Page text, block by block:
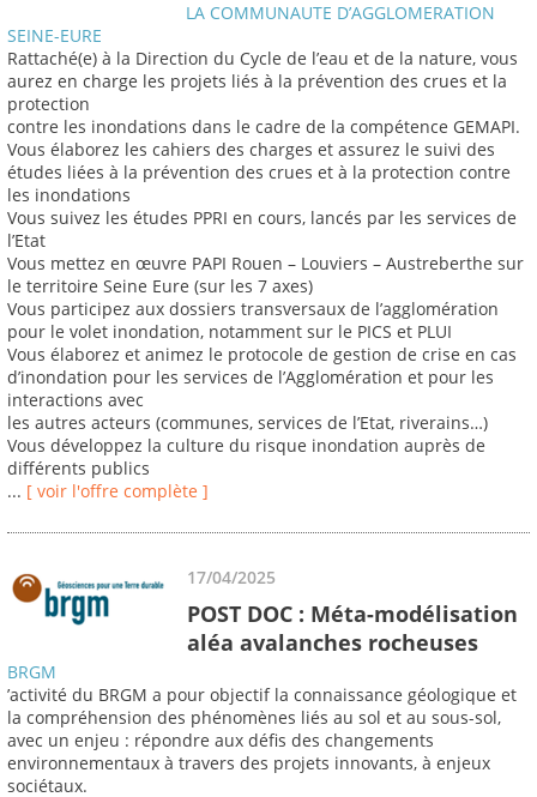
LA COMMUNAUTE D’AGGLOMERATION
SEINE-EURE
Rattaché(e) à la Direction du Cycle de l’eau et de la nature, vous
aurez en charge les projets liés à la prévention des crues et la
protection
contre les inondations dans le cadre de la compétence GEMAPI.
Vous élaborez les cahiers des charges et assurez le suivi des
études liées à la prévention des crues et à la protection contre
les inondations
Vous suivez les études PPRI en cours, lancés par les services de
l’Etat
Vous mettez en œuvre PAPI Rouen – Louviers – Austreberthe sur
le territoire Seine Eure (sur les 7 axes)
Vous participez aux dossiers transversaux de l’agglomération
pour le volet inondation, notamment sur le PICS et PLUI
Vous élaborez et animez le protocole de gestion de crise en cas
d’inondation pour les services de l’Agglomération et pour les
interactions avec
les autres acteurs (communes, services de l’Etat, riverains…)
Vous développez la culture du risque inondation auprès de
différents publics
... [ voir l'offre complète ]
17/04/2025
POST DOC : Méta-modélisation
aléa avalanches rocheuses
BRGM
’activité du BRGM a pour objectif la connaissance géologique et
la compréhension des phénomènes liés au sol et au sous-sol,
avec un enjeu : répondre aux défis des changements
environnementaux à travers des projets innovants, à enjeux
sociétaux.